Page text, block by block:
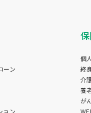
ーン
ョン
個
終
介
養
が